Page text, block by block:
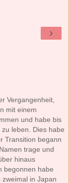
›
Vergangenheit,
mit einem
und habe bis
leben. Dies habe
Transition begann
trage und
hinaus
begonnen habe
in Japan